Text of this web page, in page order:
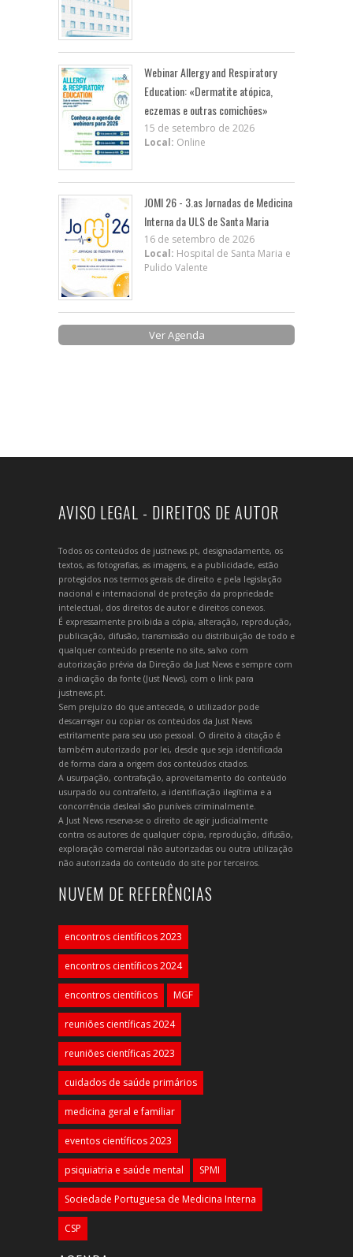
Webinar Allergy and Respiratory
Education: «Dermatite atópica,
eczemas e outras comichões»
15 de setembro de 2026
Local: Online
JOMI 26 - 3.as Jornadas de Medicina
Interna da ULS de Santa Maria
16 de setembro de 2026
Local: Hospital de Santa Maria e
Pulido Valente
Ver Agenda
AVISO LEGAL - DIREITOS DE AUTOR
Todos os conteúdos de justnews.pt, designadamente, os
textos, as fotografias, as imagens, e a publicidade, estão
protegidos nos termos gerais de direito e pela legislação
nacional e internacional de proteção da propriedade
intelectual, dos direitos de autor e direitos conexos.
É expressamente proibida a cópia, alteração, reprodução,
publicação, difusão, transmissão ou distribuição de todo e
qualquer conteúdo presente no site, salvo com
autorização prévia da Direção da Just News e sempre com
a indicação da fonte (Just News), com o link para
justnews.pt.
Sem prejuízo do que antecede, o utilizador pode
descarregar ou copiar os conteúdos da Just News
estritamente para seu uso pessoal. O direito à citação é
também autorizado por lei, desde que seja identificada
de forma clara a origem dos conteúdos citados.
A usurpação, contrafação, aproveitamento do conteúdo
usurpado ou contrafeito, a identificação ilegítima e a
concorrência desleal são puníveis criminalmente.
A Just News reserva-se o direito de agir judicialmente
contra os autores de qualquer cópia, reprodução, difusão,
exploração comercial não autorizadas ou outra utilização
não autorizada do conteúdo do site por terceiros.
NUVEM DE REFERÊNCIAS
encontros científicos 2023
encontros científicos 2024
encontros científicos MGF
reuniões científicas 2024
reuniões científicas 2023
cuidados de saúde primários
medicina geral e familiar
eventos científicos 2023
psiquiatria e saúde mental SPMI
Sociedade Portuguesa de Medicina Interna
CSP